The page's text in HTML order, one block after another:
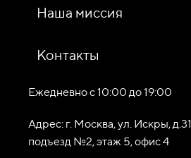
Наша миссия
Контакты
Ежедневно c 10:00 до 19:00
Адрес: г. Москва, ул. Искры,
подъезд №2, этаж 5, офис 4